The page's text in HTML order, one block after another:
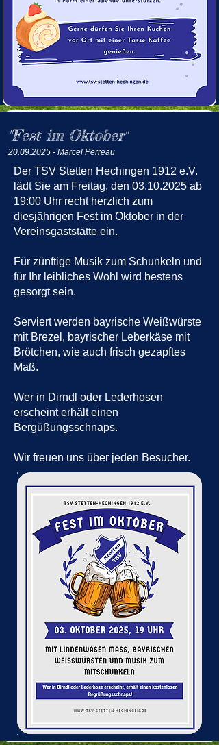
"Fest im Oktober"
20.09.2025 - Marcel Perreau
Der TSV Stetten Hechingen 1912 e.V.
lädt Sie am Freitag, den 03.10.2025 ab
19:00 Uhr recht herzlich zum
diesjährigen Fest im Oktober in der
Vereinsgaststätte ein.
Für zünftige Musik zum Schunkeln und
für Ihr leibliches Wohl wird bestens
gesorgt sein.
Serviert werden bayrische Weißwürste
mit Brezel, bayrischer Leberkäse mit
Brötchen, wie auch frisch gezapftes
Maß.
Wer in Dirndl oder Lederhosen
erscheint erhält einen
Bergüßungsschnaps.
Wir freuen uns über jeden Besucher.